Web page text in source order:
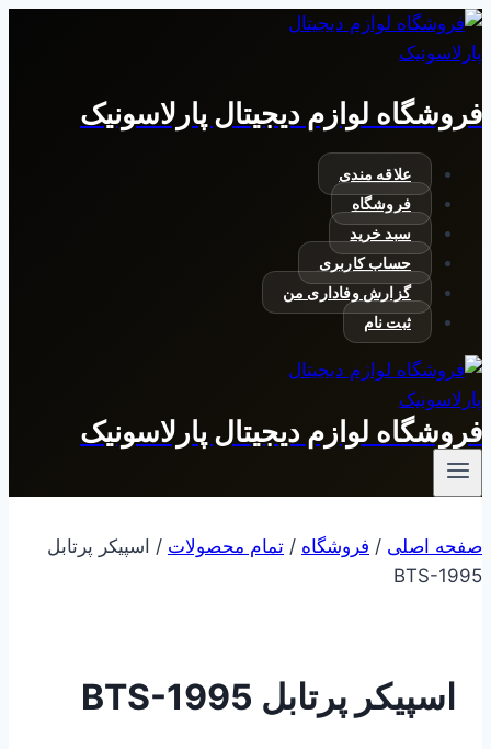
بازگشت
به
فروشگاه لوازم دیجیتال پارلاسونیک
علاقه مندی
فروشگاه
سبد خرید
حساب کاربری
گزارش وفاداری من
ثبت نام
فروشگاه لوازم دیجیتال پارلاسونیک
صفحه اصلی / فروشگاه / تمام محصولات / اسپیکر پرتابل
BTS-1995
اسپیکر پرتابل BTS-1995